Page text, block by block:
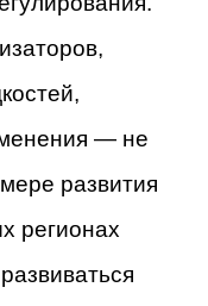
— не
развития
регионах